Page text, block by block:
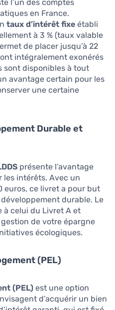
l’un des comptes
en France.
taux d’intérêt fixe établi
à 3 % (taux valable
de placer jusqu’à 22
intégralement exonérés
sont disponibles à tout
avantage certain pour les
une certaine
Durable et
présente l’avantage
les intérêts. Avec un
euros, ce livret a pour but
durable. Le
à celui du Livret A et
de votre épargne
écologiques.
(PEL)
(PEL) est une option
d’acquérir un bien